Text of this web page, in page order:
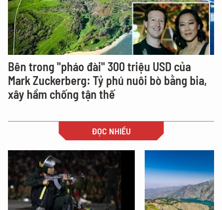
Bên trong "pháo đài" 300 triệu USD của
Mark Zuckerberg: Tỷ phú nuôi bò bằng bia,
xây hầm chống tận thế
ĐỌC NHIỀU